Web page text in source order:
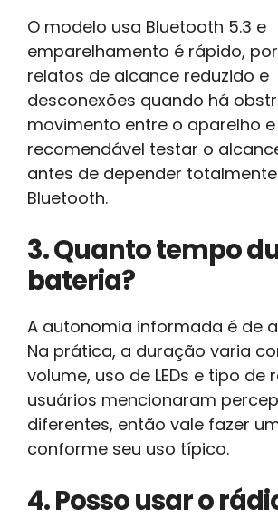
O modelo usa Bluetooth 5.3 e
emparelhamento é rápido,
relatos de alcance reduzido e
desconexões quando há
movimento entre o aparelho e
recomendável testar o
antes de depender
Bluetooth.
3. Quanto tempo
bateria?
A autonomia informada é de
Na prática, a duração varia
volume, uso de LEDs e tipo de
usuários mencionaram
diferentes, então vale fazer
conforme seu uso típico.
4. Posso usar o